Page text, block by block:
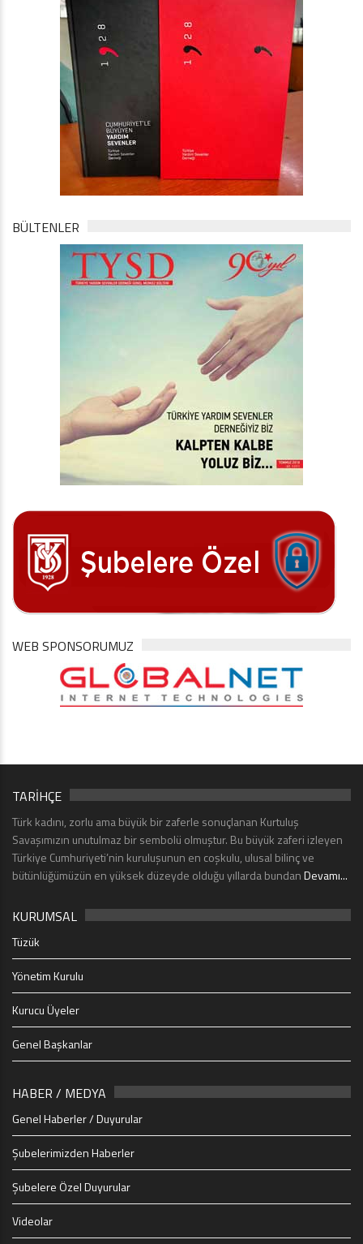
BÜLTENLER
WEB SPONSORUMUZ
TARİHÇE
Türk kadını, zorlu ama büyük bir zaferle sonuçlanan Kurtuluş
Savaşımızın unutulmaz bir sembolü olmuştur. Bu büyük zaferi izleyen
Türkiye Cumhuriyeti’nin kuruluşunun en coşkulu, ulusal bilinç ve
bütünlüğümüzün en yüksek düzeyde olduğu yıllarda bundanDevamı...
KURUMSAL
Tüzük
Yönetim Kurulu
Kurucu Üyeler
Genel Başkanlar
HABER / MEDYA
Genel Haberler / Duyurular
Şubelerimizden Haberler
Şubelere Özel Duyurular
Videolar